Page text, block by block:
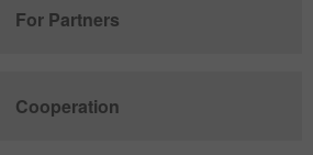
For Partners
Cooperation